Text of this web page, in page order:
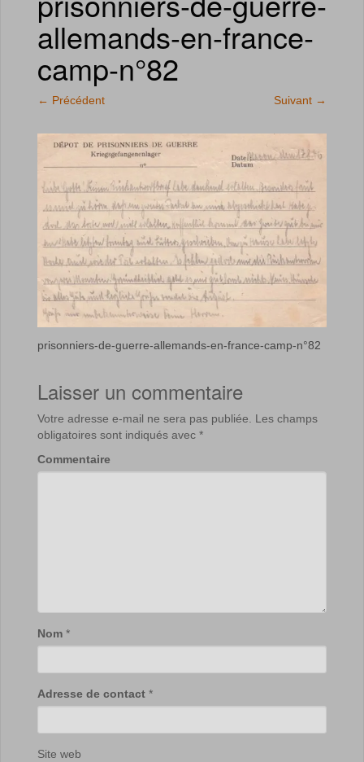
allemands-en-france-
camp-n°82
← Précédent Suivant →
prisonniers-de-guerre-allemands-en-france-camp-n°82
Laisser un commentaire
Votre adresse e-mail ne sera pas publiée.
Les champs
obligatoires sont indiqués avec *
Commentaire
Nom *
Adresse de contact *
Site web